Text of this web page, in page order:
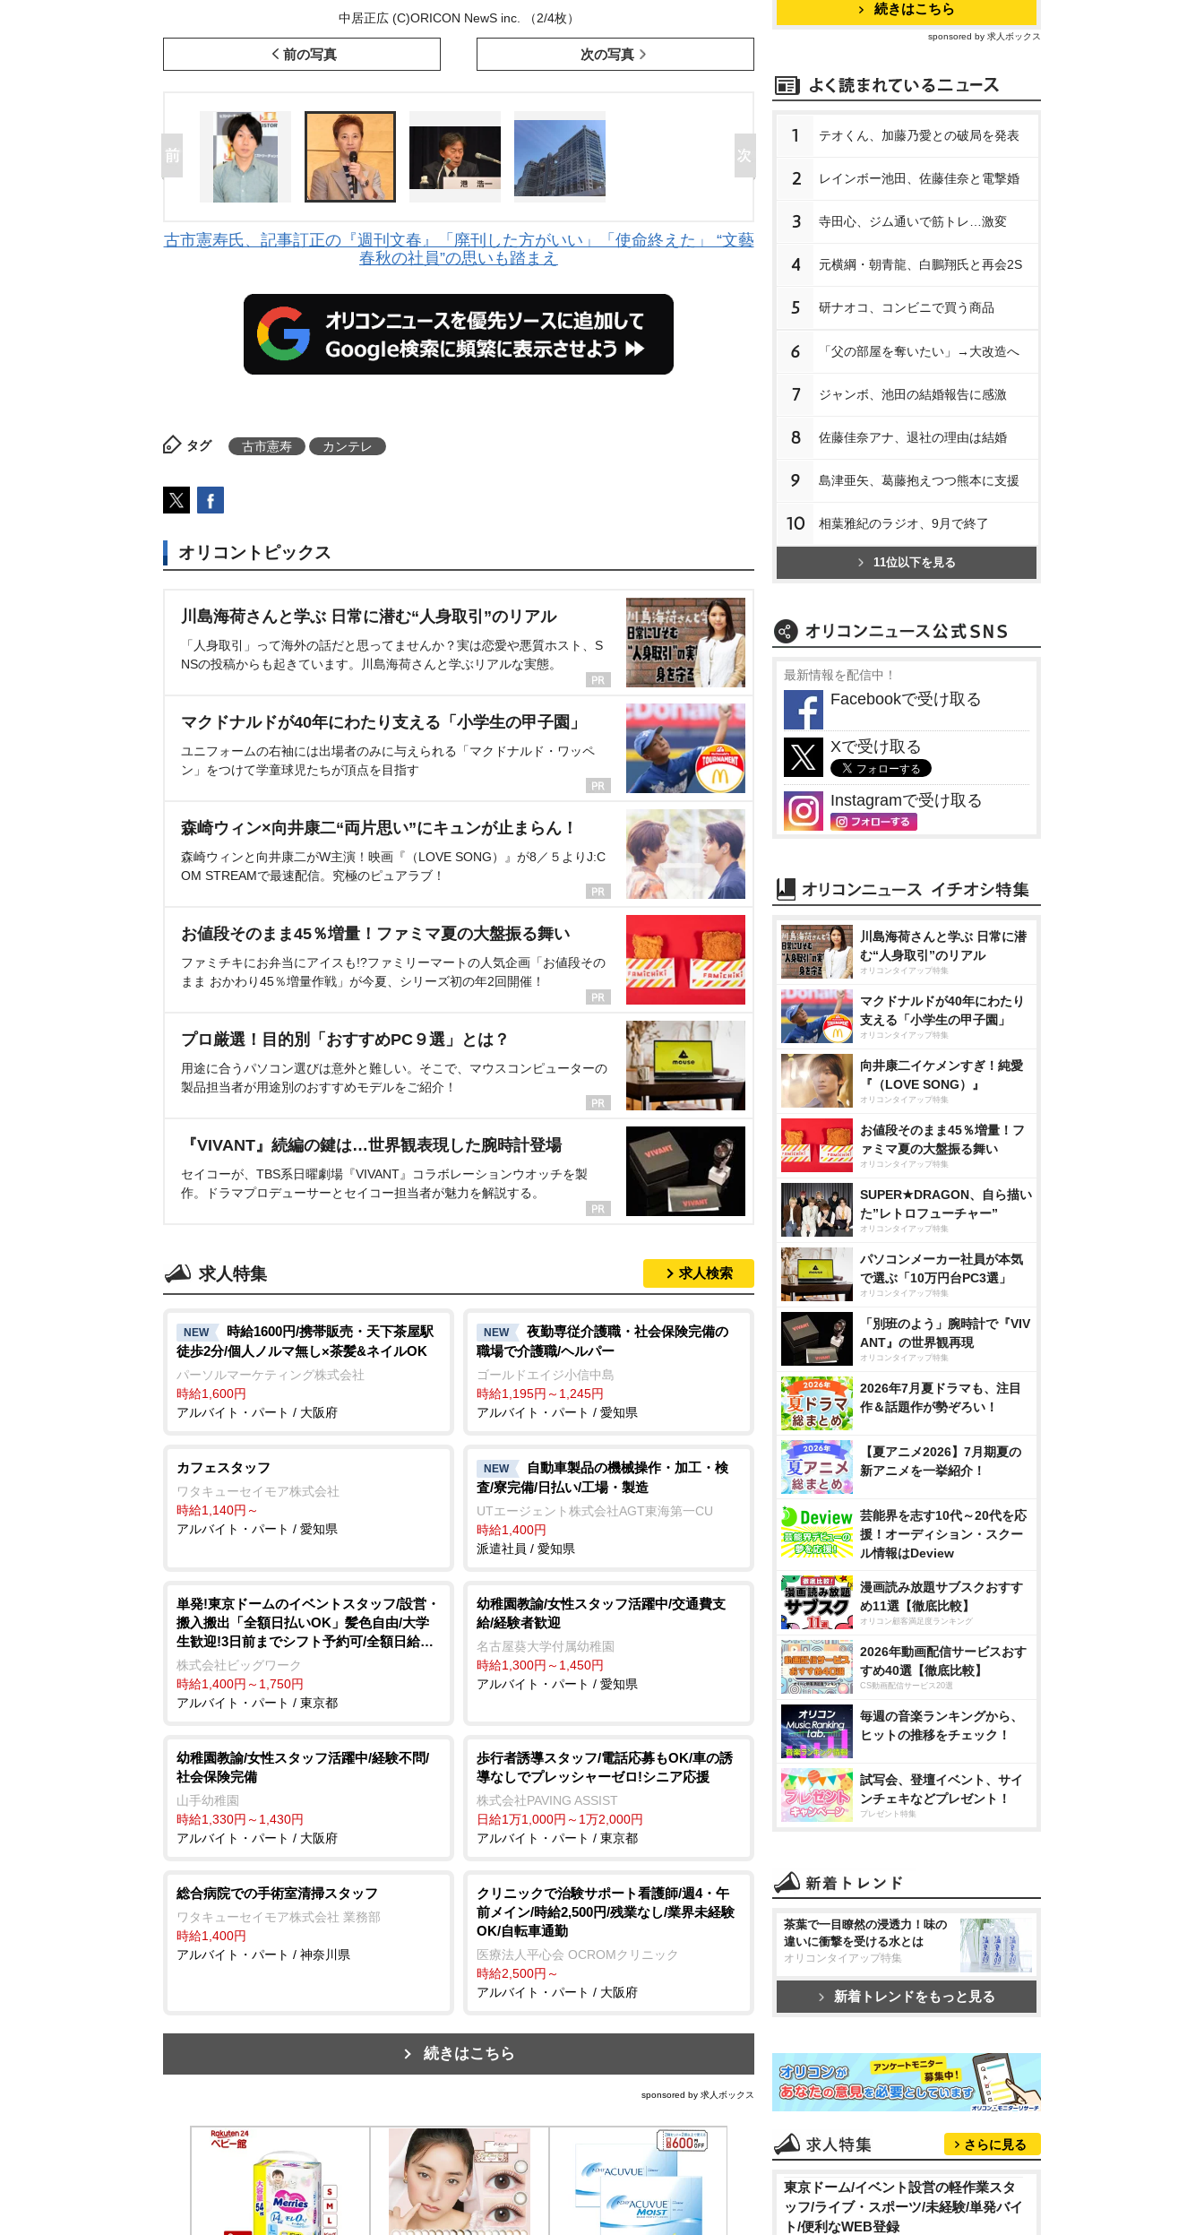
中居正広 (C)ORICON NewS inc. （2/4枚）
前の写真 次の写真
古市憲寿氏、記事訂正の『週刊文春』「廃刊した方がいい」「使命終えた」 “文藝
春秋の社員”の思いも踏まえ
タグ 古市憲寿 カンテレ
オリコントピックス
川島海荷さんと学ぶ 日常に潜む“人身取引”のリアル
「人身取引」って海外の話だと思ってませんか？実は恋愛や悪質ホスト、S
NSの投稿からも起きています。川島海荷さんと学ぶリアルな実態。
マクドナルドが40年にわたり支える「小学生の甲子園」
ユニフォームの右袖には出場者のみに与えられる「マクドナルド・ワッペ
ン」をつけて学童球児たちが頂点を目指す
森崎ウィン×向井康二“両片思い”にキュンが止まらん！
森崎ウィンと向井康二がW主演！映画『（LOVE SONG）』が8／５よりJ:C
OM STREAMで最速配信。究極のピュアラブ！
お値段そのまま45％増量！ファミマ夏の大盤振る舞い
ファミチキにお弁当にアイスも!?ファミリーマートの人気企画「お値段その
まま おかわり45％増量作戦」が今夏、シリーズ初の年2回開催！
プロ厳選！目的別「おすすめPC９選」とは？
用途に合うパソコン選びは意外と難しい。そこで、マウスコンピューターの
製品担当者が用途別のおすすめモデルをご紹介！
『VIVANT』続編の鍵は…世界観表現した腕時計登場
セイコーが、TBS系日曜劇場『VIVANT』コラボレーションウオッチを製
作。ドラマプロデューサーとセイコー担当者が魅力を解説する。
求人特集 求人検索
NEW
時給1600円/携帯販売・天下茶屋駅
徒歩2分/個人ノルマ無し×茶髪&ネイルOK
パーソルマーケティング株式会社
時給1,600円
アルバイト・パート / 大阪府
NEW
夜勤専従介護職・社会保険完備の
職場で介護職/ヘルパー
ゴールドエイジ小信中島
時給1,195円～1,245円
アルバイト・パート / 愛知県
カフェスタッフ
ワタキューセイモア株式会社
時給1,140円～
アルバイト・パート / 愛知県
NEW
自動車製品の機械操作・加工・検
査/寮完備/日払い/工場・製造
UTエージェント株式会社AGT東海第一CU
時給1,400円
派遣社員 / 愛知県
単発!東京ドームのイベントスタッフ/設営・
搬入搬出「全額日払いOK」髪色自由/大学
生歓迎!3日前までシフト予約可/全額日給保
証
株式会社ビッグワーク
時給1,400円～1,750円
アルバイト・パート / 東京都
幼稚園教諭/女性スタッフ活躍中/交通費支
給/経験者歓迎
名古屋葵大学付属幼稚園
時給1,300円～1,450円
アルバイト・パート / 愛知県
幼稚園教諭/女性スタッフ活躍中/経験不問/
社会保険完備
山手幼稚園
時給1,330円～1,430円
アルバイト・パート / 大阪府
歩行者誘導スタッフ/電話応募もOK/車の誘
導なしでプレッシャーゼロ!シニア応援
株式会社PAVING ASSIST
日給1万1,000円～1万2,000円
アルバイト・パート / 東京都
総合病院での手術室清掃スタッフ
ワタキューセイモア株式会社 業務部
時給1,400円
アルバイト・パート / 神奈川県
クリニックで治験サポート看護師/週4・午
前メイン/時給2,500円/残業なし/業界未経験
OK/自転車通勤
医療法人平心会 OCROMクリニック
時給2,500円～
アルバイト・パート / 大阪府
続きはこちら
sponsored by 求人ボックス
続きはこちら
sponsored by 求人ボックス
1 テオくん、加藤乃愛との破局を発表
2 レインボー池田、佐藤佳奈と電撃婚
3 寺田心、ジム通いで筋トレ…激変
4 元横綱・朝青龍、白鵬翔氏と再会2S
5 研ナオコ、コンビニで買う商品
6 「父の部屋を奪いたい」→大改造へ
7 ジャンボ、池田の結婚報告に感激
8 佐藤佳奈アナ、退社の理由は結婚
9 島津亜矢、葛藤抱えつつ熊本に支援
10 相葉雅紀のラジオ、9月で終了
11位以下を見る
最新情報を配信中！
Facebookで受け取る
Xで受け取る
Instagramで受け取る
川島海荷さんと学ぶ 日常に潜
む“人身取引”のリアル
オリコンタイアップ特集
マクドナルドが40年にわたり
支える「小学生の甲子園」
オリコンタイアップ特集
向井康二イケメンすぎ！純愛
『（LOVE SONG）』
オリコンタイアップ特集
お値段そのまま45％増量！フ
ァミマ夏の大盤振る舞い
オリコンタイアップ特集
SUPER★DRAGON、自ら描い
た”レトロフューチャー”
オリコンタイアップ特集
パソコンメーカー社員が本気
で選ぶ「10万円台PC3選」
オリコンタイアップ特集
「別班のよう」腕時計で『VIV
ANT』の世界観再現
オリコンタイアップ特集
2026年7月夏ドラマも、注目
作＆話題作が勢ぞろい！
【夏アニメ2026】7月期夏の
新アニメを一挙紹介！
芸能界を志す10代～20代を応
援！オーディション・スクー
ル情報はDeview
漫画読み放題サブスクおすす
め11選【徹底比較】
オリコン顧客満足度ランキング
2026年動画配信サービスおす
すめ40選【徹底比較】
CS動画配信サービス20選
毎週の音楽ランキングから、
ヒットの推移をチェック！
試写会、登壇イベント、サイ
ンチェキなどプレゼント！
プレゼント特集
茶葉で一目瞭然の浸透力！味の
違いに衝撃を受ける水とは
オリコンタイアップ特集
新着トレンドをもっと見る
さらに見る
東京ドーム/イベント設営の軽作業スタ
ッフ/ライブ・スポーツ/未経験/単発バイ
ト/便利なWEB登録